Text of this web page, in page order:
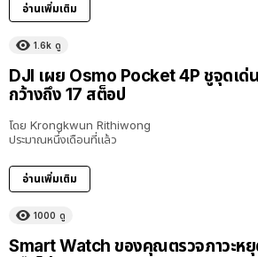
อ่านเพิ่มเติม
1.6k ดู
DJI เผย Osmo Pocket 4P ชูจุดเด่
กว้างถึง 17 สต็อป
โดย Krongkwun Rithiwong
ประมาณหนึ่งเดือนที่แล้ว
อ่านเพิ่มเติม
1000 ดู
Smart Watch ของคุณตรวจภาวะหยุ